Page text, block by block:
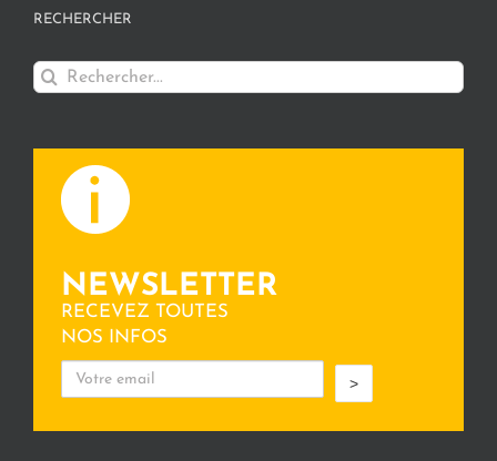
RECHERCHER
Rechercher:
NEWSLETTER
RECEVEZ TOUTES
NOS INFOS
>